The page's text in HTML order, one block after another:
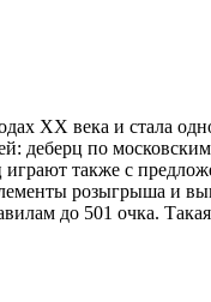
XX века и стала
деберц по
также с
розыгрыша и
до 501 очка.